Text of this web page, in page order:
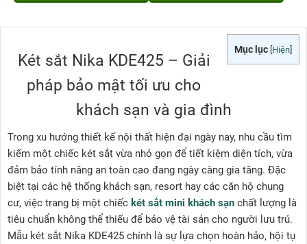
Mục lục Hiện
Két sắt Nika KDE425 – Giải
pháp bảo mật tối ưu cho
khách sạn và gia đình
Trong xu hướng thiết kế nội thất hiện đại ngày nay, nhu cầu tìm
kiếm một chiếc két sắt vừa nhỏ gọn để tiết kiệm diện tích, vừa
đảm bảo tính năng an toàn cao đang ngày càng gia tăng. Đặc
biệt tại các hệ thống khách sạn, resort hay các căn hộ chung
cư, việc trang bị một chiếc két sắt mini khách sạn chất lượng là
tiêu chuẩn không thể thiếu để bảo vệ tài sản cho người lưu trú.
Mẫu két sắt Nika KDE425 chính là sự lựa chọn hoàn hảo, hội tụ